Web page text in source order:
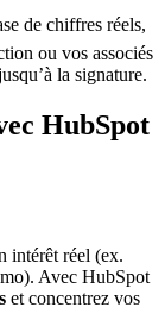
de chiffres réels,
ou vos associés
la signature.
HubSpot
intérêt réel (ex.
Avec HubSpot
et concentrez vos